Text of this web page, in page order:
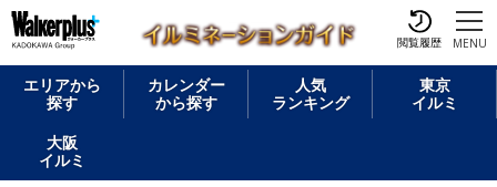
閲覧履歴 MENU
エリアから
探す
カレンダー
から探す
人気
ランキング
東京
イルミ
大阪
イルミ